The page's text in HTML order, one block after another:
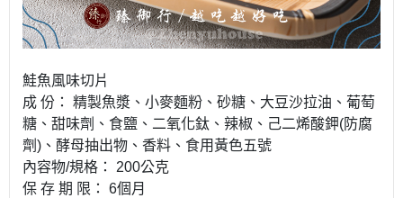
鮭魚風味切片
成 份： 精製魚漿、小麥麵粉、砂糖、大豆沙拉油、葡萄
糖、甜味劑、食鹽、二氧化鈦、辣椒、己二烯酸鉀(防腐
劑)、酵母抽出物、香料、食用黃色五號
內容物/規格： 200公克
保 存 期 限： 6個月